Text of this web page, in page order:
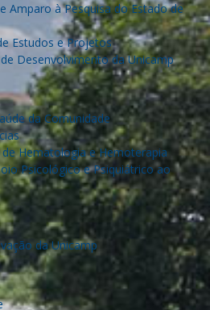
Amparo à Pesquisa do Estado de
Estudos e Projetos
Desenvolvimento da Unicamp
da Comunidade
Hematologia e Hemoterapia
Psicológico e Psiquiátrico ao
da Unicamp